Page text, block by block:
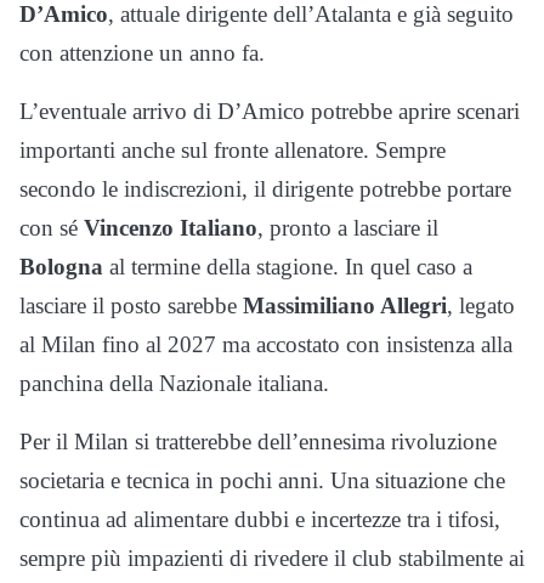
D’Amico, attuale dirigente dell’Atalanta e già seguito
con attenzione un anno fa.
L’eventuale arrivo di D’Amico potrebbe aprire scenari
importanti anche sul fronte allenatore. Sempre
secondo le indiscrezioni, il dirigente potrebbe portare
con sé Vincenzo Italiano, pronto a lasciare il
Bologna al termine della stagione. In quel caso a
lasciare il posto sarebbe Massimiliano Allegri, legato
al Milan fino al 2027 ma accostato con insistenza alla
panchina della Nazionale italiana.
Per il Milan si tratterebbe dell’ennesima rivoluzione
societaria e tecnica in pochi anni. Una situazione che
continua ad alimentare dubbi e incertezze tra i tifosi,
sempre più impazienti di rivedere il club stabilmente ai